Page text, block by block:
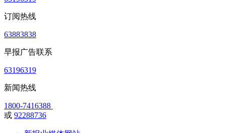
订阅热线
63883838
早报广告联系
63196319
新闻热线
1800-7416388
或 92288736